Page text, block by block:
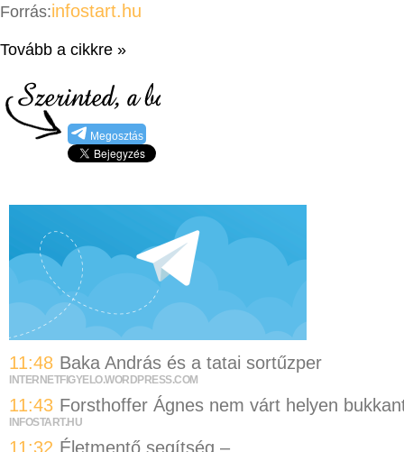
Forrás:infostart.hu
Tovább a cikkre »
Megosztás
11:48 Baka András és a tatai sortűzper
INTERNETFIGYELO.WORDPRESS.COM
11:43 Forsthoffer Ágnes nem várt helyen
INFOSTART.HU
11:32 Életmentő segítség –